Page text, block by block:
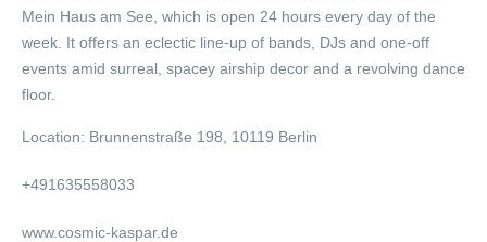
Mein Haus am See, which is open 24 hours every day of the
week. It offers an eclectic line-up of bands, DJs and one-off
events amid surreal, spacey airship decor and a revolving dance
floor.
Location: Brunnenstraße 198, 10119 Berlin
+491635558033
www.cosmic-kaspar.de